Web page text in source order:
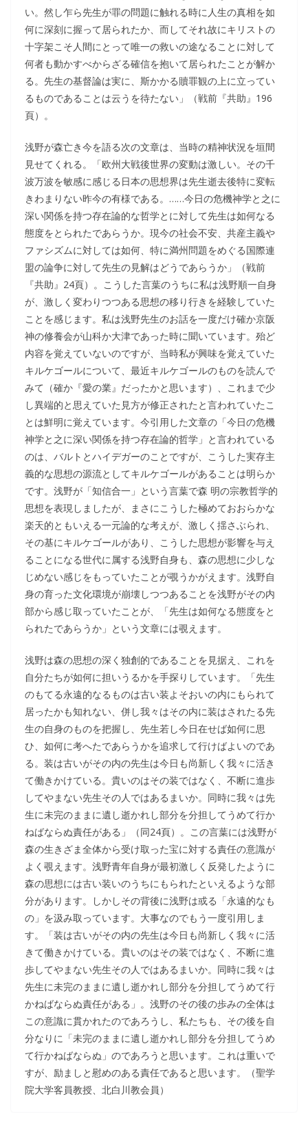
い。然し乍ら先生が罪の問題に触れる時に人生の真相を如
何に深刻に握って居られたか、而してそれ故にキリストの
十字架こそ人間にとって唯一の救いの途なることに対して
何者も動かすべからざる確信を抱いて居られたことが解か
る。先生の基督論は実に、斯かかる贖罪観の上に立ってい
るものであることは云うを待たない」（戦前『共助』196
頁）。
浅野が森亡き今を語る次の文章は、当時の精神状況を垣間
見せてくれる。「欧州大戦後世界の変動は激しい。その千
波万波を敏感に感じる日本の思想界は先生逝去後特に変転
きわまりない昨今の有様である。……今日の危機神学と之に
深い関係を持つ存在論的な哲学とに対して先生は如何なる
態度をとられたであらうか。現今の社会不安、共産主義や
ファシズムに対しては如何、特に満州問題をめぐる国際連
盟の論争に対して先生の見解はどうであらうか」（戦前
『共助』24頁）。こうした言葉のうちに私は浅野順一自身
が、激しく変わりつつある思想の移り行きを経験していた
ことを感じます。私は浅野先生のお話を一度だけ確か京阪
神の修養会が山科か大津であった時に聞いています。殆ど
内容を覚えていないのですが、当時私が興味を覚えていた
キルケゴールについて、最近キルケゴールのものを読んで
みて（確か『愛の業』だったかと思います）、これまで少
し異端的と思えていた見方が修正されたと言われていたこ
とは鮮明に覚えています。今引用した文章の「今日の危機
神学と之に深い関係を持つ存在論的哲学」と言われている
のは、バルトとハイデガーのことですが、こうした実存主
義的な思想の源流としてキルケゴールがあることは明らか
です。浅野が「知信合一」という言葉で森 明の宗教哲学的
思想を表現しましたが、まさにこうした極めておおらかな
楽天的ともいえる一元論的な考えが、激しく揺さぶられ、
その基にキルケゴールがあり、こうした思想が影響を与え
ることになる世代に属する浅野自身も、森の思想に少しな
じめない感じをもっていたことが覗うかがえます。浅野自
身の育った文化環境が崩壊しつつあることを浅野がその内
部から感じ取っていたことが、「先生は如何なる態度をと
られたであらうか」という文章には覗えます。
浅野は森の思想の深く独創的であることを見据え、これを
自分たちが如何に担いうるかを手探りしています。「先生
のもてる永遠的なるものは古い装よそおいの内にもられて
居ったかも知れない、併し我々はその内に装はされたる先
生の自身のものを把握し、先生若し今日在せば如何に思
ひ、如何に考へたであらうかを追求して行けばよいのであ
る。装は古いがその内の先生は今日も尚新しく我々に活き
て働きかけている。貴いのはその装ではなく、不断に進歩
してやまない先生その人ではあるまいか。同時に我々は先
生に未完のままに遺し逝かれし部分を分担してうめて行か
ねばならぬ責任がある」（同24頁）。この言葉には浅野が
森の生きざま全体から受け取った宝に対する責任の意識が
よく覗えます。浅野青年自身が最初激しく反発したように
森の思想には古い装いのうちにもられたといえるような部
分があります。しかしその背後に浅野は或る「永遠的なも
の」を汲み取っています。大事なのでもう一度引用しま
す。「装は古いがその内の先生は今日も尚新しく我々に活
きて働きかけている。貴いのはその装ではなく、不断に進
歩してやまない先生その人ではあるまいか。同時に我々は
先生に未完のままに遺し逝かれし部分を分担してうめて行
かねばならぬ責任がある」。浅野のその後の歩みの全体は
この意識に貫かれたのであろうし、私たちも、その後を自
分なりに「未完のままに遺し逝かれし部分を分担してうめ
て行かねばならぬ」のであろうと思います。これは重いで
すが、励ましと慰めのある責任であると思います。（聖学
院大学客員教授、北白川教会員）